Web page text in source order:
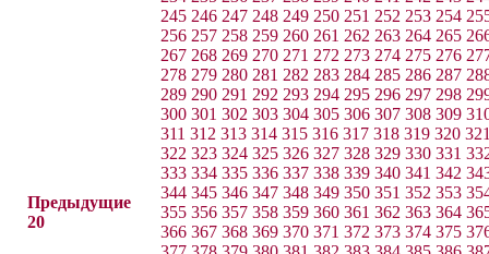
Предыдущие
20
245 246 247 248 249 250 251 252 253 254
256 257 258 259 260 261 262 263 264 265
267 268 269 270 271 272 273 274 275 276
278 279 280 281 282 283 284 285 286 287
289 290 291 292 293 294 295 296 297 298
300 301 302 303 304 305 306 307 308 309
311 312 313 314 315 316 317 318 319 320
322 323 324 325 326 327 328 329 330 331
333 334 335 336 337 338 339 340 341 342
344 345 346 347 348 349 350 351 352 353
355 356 357 358 359 360 361 362 363 364
366 367 368 369 370 371 372 373 374 375